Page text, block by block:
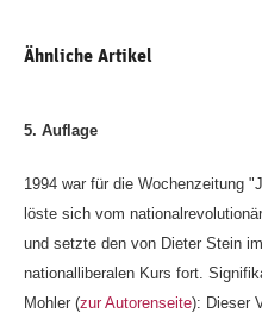
Ähnliche Artikel
5. Auflage
1994 war für die Wochenzeitung
löste sich vom
und setzte den von Dieter Stein
nationalliberalen Kurs fort.
Mohler (zur Autorenseite): Dieser